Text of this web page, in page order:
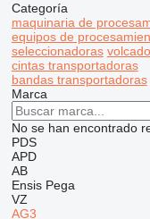
Categoría
maquinaria de
equipos de
seleccionadoras
cintas transportadoras
bandas transportadoras
Marca
No se han encontrado
PDS
APD
AB
Ensis Pega
VZ
AG3